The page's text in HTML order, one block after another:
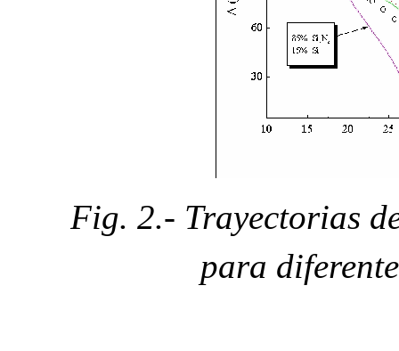
Fig. 2.- Trayectorias
para